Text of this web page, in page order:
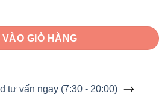
V1GSM-40 40W số lượng
VÀO GIỎ HÀNG
tư vấn ngay (7:30 - 20:00)